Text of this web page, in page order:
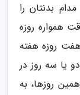
بدنتان را
همواره روزه
روزه هفته
یا سه روز در
روزها، به